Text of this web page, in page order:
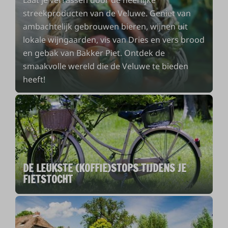
streekproducten van de Veluwe. Geniet van
ambachtelijk gebrouwen bieren, wijnen uit
lokale wijngaarden, vis van Dries en vers brood
en gebak van Bakker Piet. Ontdek de
smaakvolle wereld die de Veluwe te bieden
heeft!
DE LEUKSTE (KOFFIE)STOPS TIJDENS JE
FIETSTOCHT